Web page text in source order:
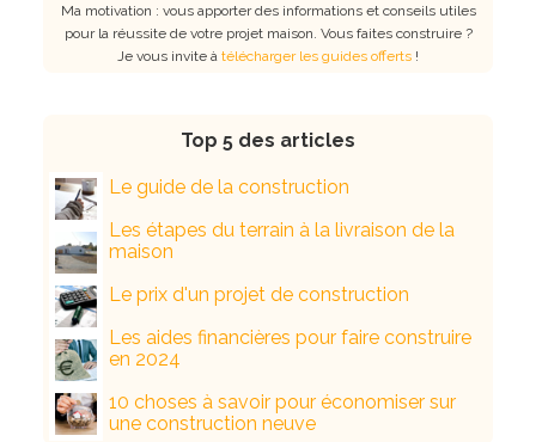
Ma motivation : vous apporter des informations et conseils utiles
pour la réussite de votre projet maison. Vous faites construire ?
Je vous invite à télécharger les guides offerts !
Top 5 des articles
Le guide de la construction
Les étapes du terrain à la livraison de la
maison
Le prix d'un projet de construction
Les aides financières pour faire construire
en 2024
10 choses à savoir pour économiser sur
une construction neuve